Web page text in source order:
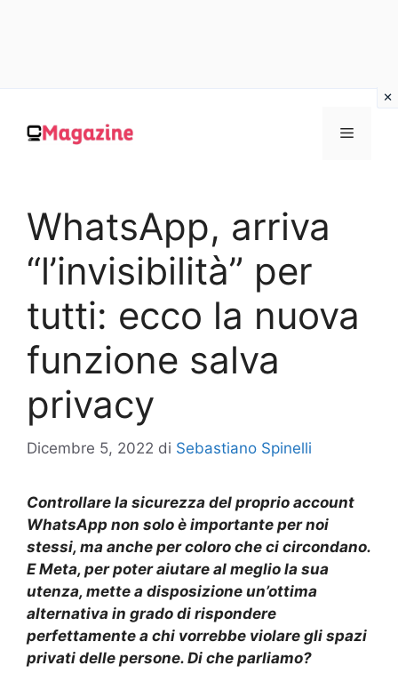
contenuto
MENU
WhatsApp, arriva
“l’invisibilità” per
tutti: ecco la nuova
funzione salva
privacy
Dicembre 5, 2022 di Sebastiano Spinelli
Controllare la sicurezza del proprio account
WhatsApp non solo è importante per noi
stessi, ma anche per coloro che ci circondano.
E Meta, per poter aiutare al meglio la sua
utenza, mette a disposizione un’ottima
alternativa in grado di rispondere
perfettamente a chi vorrebbe violare gli spazi
privati delle persone. Di che parliamo?